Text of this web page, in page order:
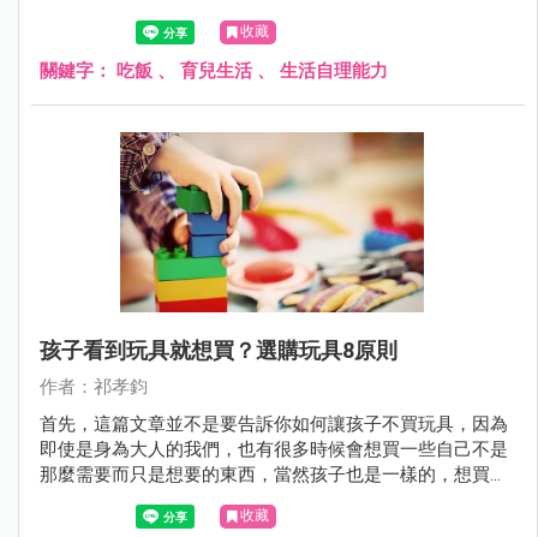
收藏
關鍵字： 吃飯 、 育兒生活、 生活自理能力
孩子看到玩具就想買？選購玩具8原則
作者：祁孝鈞
首先，這篇文章並不是要告訴你如何讓孩子不買玩具，因為
即使是身為大人的我們，也有很多時候會想買一些自己不是
那麼需要而只是想要的東西，當然孩子也是一樣的，想買自
己喜歡的東西是很合情合理的，所以這篇文章的重點，在於
如何同理孩子，以及引導孩子選擇自己喜歡且適合自己的玩
收藏